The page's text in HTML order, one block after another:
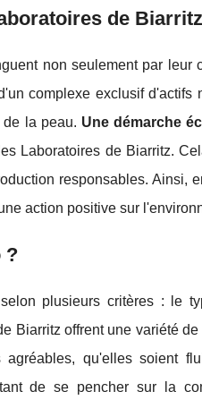
de
non seulement par leur
complexe exclusif d'actifs
de la peau. Une démarche
Laboratoires de Biarritz.
responsables. Ainsi,
action positive sur
?
plusieurs critères : le
Biarritz offrent une variété
qu'elles soient
de se pencher sur la